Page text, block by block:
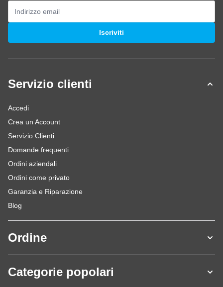
Indirizzo email
Iscriviti
Servizio clienti
Accedi
Crea un Account
Servizio Clienti
Domande frequenti
Ordini aziendali
Ordini come privato
Garanzia e Riparazione
Blog
Ordine
Categorie popolari